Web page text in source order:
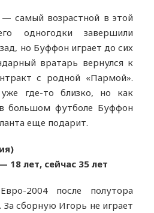
самый возрастной в этой
одногодки завершили
но Буффон играет до сих
вратарь вернулся к
с родной «Пармой».
где-то близко, но как
большом футболе Буффон
еще подарит.
18 лет, сейчас 35 лет
2004 после полутора
сборную Игорь не играет